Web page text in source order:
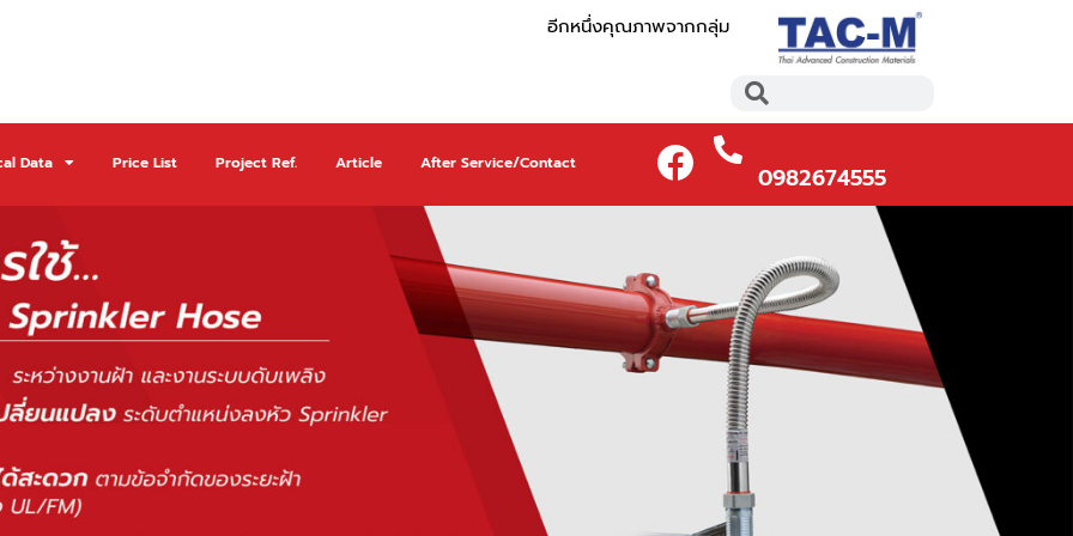
อีกหนึ่งคุณภาพจากกลุ่ม
Search
Data Price List Project Ref. Article After Service/Contact 0982674555